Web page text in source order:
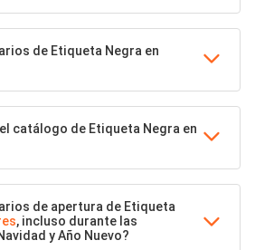
de Etiqueta Negra en
catálogo de Etiqueta Negra en
de apertura de Etiqueta
, incluso durante las
y Año Nuevo?